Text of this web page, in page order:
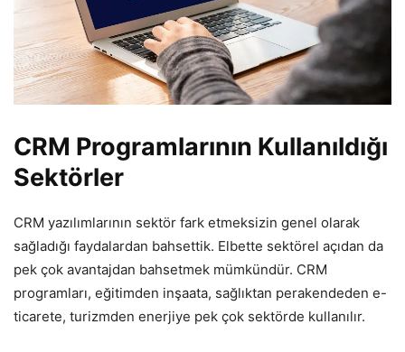
CRM Programlarının Kullanıldığı
Sektörler
CRM yazılımlarının sektör fark etmeksizin genel olarak
sağladığı faydalardan bahsettik. Elbette sektörel açıdan da
pek çok avantajdan bahsetmek mümkündür. CRM
programları, eğitimden inşaata, sağlıktan perakendeden e-
ticarete, turizmden enerjiye pek çok sektörde kullanılır.